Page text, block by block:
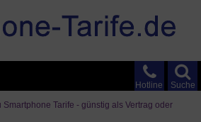
Suche
Hotline
Smartphone Tarife - günstig als Vertrag oder